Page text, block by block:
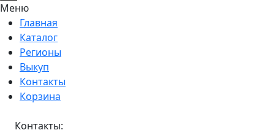
Меню
Главная
Каталог
Регионы
Выкуп
Контакты
Корзина
Контакты: